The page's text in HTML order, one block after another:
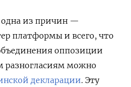
из причин —
платформы и всего, что
оппозиции
разногласиям можно
декларации. Эту